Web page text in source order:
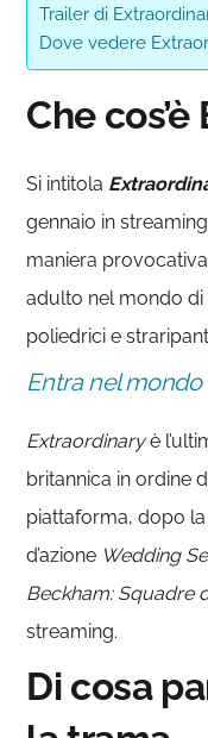
Trailer di
Dove vedere
Che
Si intitola
gennaio in
maniera
adulto nel mondo
poliedrici e
Entra nel mondo
Extraordinaryè
britannica in ordine
piattaforma, dopo la
d’azione Wedding
Beckham: Squadre
streaming.
Di cosa